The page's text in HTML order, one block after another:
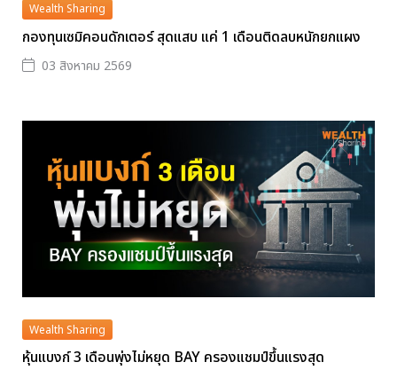
Wealth Sharing
กองทุนเซมิคอนดักเตอร์ สุดแสบ แค่ 1 เดือนติดลบหนักยกแผง
03 สิงหาคม 2569
Wealth Sharing
หุ้นแบงก์ 3 เดือนพุ่งไม่หยุด BAY ครองแชมป์ขึ้นแรงสุด